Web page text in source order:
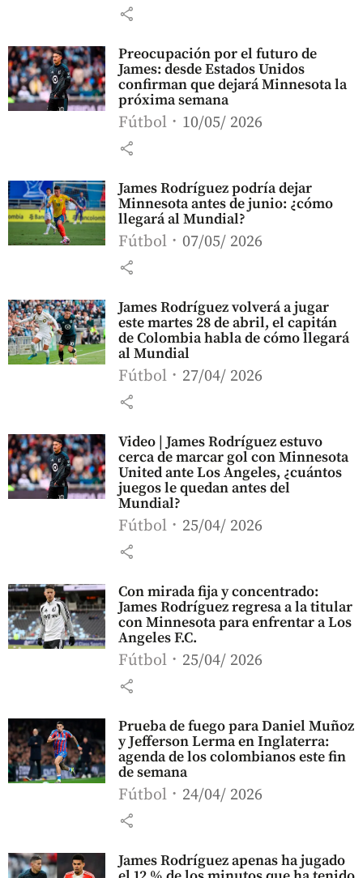
share
Preocupación por el futuro de
James: desde Estados Unidos
confirman que dejará Minnesota la
próxima semana
Fútbol 10/05/ 2026
share
James Rodríguez podría dejar
Minnesota antes de junio: ¿cómo
llegará al Mundial?
Fútbol 07/05/ 2026
share
James Rodríguez volverá a jugar
este martes 28 de abril, el capitán
de Colombia habla de cómo llegará
al Mundial
Fútbol 27/04/ 2026
share
Video | James Rodríguez estuvo
cerca de marcar gol con Minnesota
United ante Los Angeles, ¿cuántos
juegos le quedan antes del
Mundial?
Fútbol 25/04/ 2026
share
Con mirada fija y concentrado:
James Rodríguez regresa a la titular
con Minnesota para enfrentar a Los
Angeles F.C.
Fútbol 25/04/ 2026
share
Prueba de fuego para Daniel Muñoz
y Jefferson Lerma en Inglaterra:
agenda de los colombianos este fin
de semana
Fútbol 24/04/ 2026
share
James Rodríguez apenas ha jugado